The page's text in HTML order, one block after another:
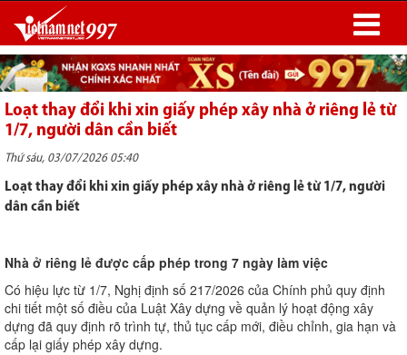
Loạt thay đổi khi xin giấy phép xây nhà ở riêng lẻ từ
1/7, người dân cần biết
Thứ sáu, 03/07/2026 05:40
Loạt thay đổi khi xin giấy phép xây nhà ở riêng lẻ từ 1/7, người
dân cần biết
Nhà ở riêng lẻ được cấp phép trong 7 ngày làm việc
Có hiệu lực từ 1/7, Nghị định số 217/2026 của Chính phủ quy định
chi tiết một số điều của Luật Xây dựng về quản lý hoạt động xây
dựng đã quy định rõ trình tự, thủ tục cấp mới, điều chỉnh, gia hạn và
cấp lại giấy phép xây dựng.